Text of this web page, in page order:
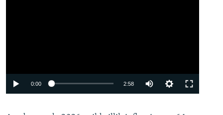
0:00 2:58